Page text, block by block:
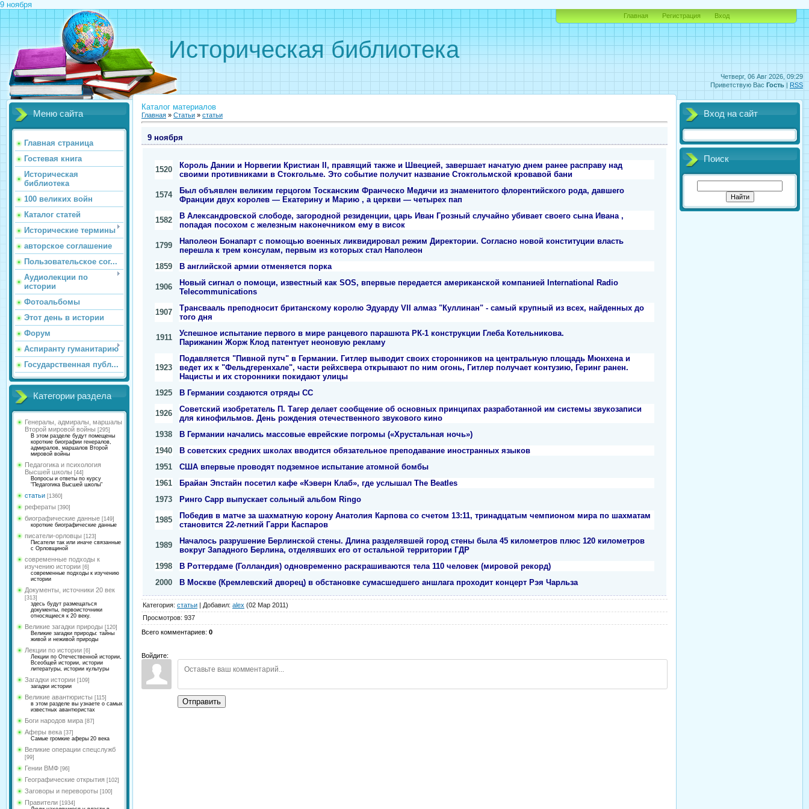
9 ноября
Четверг, 06 Авг 2026, 09:29
Приветствую Вас Гость | RSS
Историческая библиотека
Главная Регистрация Вход
Меню сайта
Главная страница
Гостевая книга
Историческая
библиотека
100 великих войн
Каталог статей
Исторические термины
авторское соглашение
Пользовательское сог...
Аудиолекции по
истории
Фотоальбомы
Этот день в истории
Форум
Аспиранту гуманитарию
Государственная публ...
Категории раздела
Генералы, адмиралы, маршалы
Второй мировой войны [295]
В этом разделе будут помещены
короткие биографии генералов,
адмиралов, маршалов Второй
мировой войны
Педагогика и психология
Высшей школы [44]
Вопросы и ответы по курсу
"Педагогика Высшей школы"
статьи [1360]
рефераты [390]
биографические данные [149]
короткие биографические данные
писатели-орловцы [123]
Писатели так или иначе связанные
с Орловщиной
современные подходы к
изучению истории [6]
современные подходы к изучению
истории
Документы, источники 20 век
[313]
здесь будут размещаться
документы, первоисточники
относящиеся к 20 веку.
Великие загадки природы [120]
Великие загадки природы: тайны
живой и неживой природы
Лекции по истории [6]
Лекции по Отечественной истории,
Всеобщей истории, истории
литературы, истории культуры
Загадки истории [109]
загадки истории
Великие авантюристы [115]
в этом разделе вы узнаете о самых
известных авантюристах
Боги народов мира [87]
Аферы века [37]
Самые громкие аферы 20 века
Великие операции спецслужб
[99]
Гении ВМФ [96]
Географические открытия [102]
Заговоры и перевороты [100]
Правители [1934]
Каталог материалов
Главная » Статьи » статьи
9 ноября
1520
Король Дании и Норвегии Кристиан II, правящий также и Швецией, завершает начатую днем ранее расправу над
своими противниками в Стокгольме. Это событие получит название Стокгольмской кровавой бани
1574
Был объявлен великим герцогом Тосканским Франческо Медичи из знаменитого флорентийского рода, давшего
Франции двух королев — Екатерину и Марию , а церкви — четырех пап
1582
В Александровской слободе, загородной резиденции, царь Иван Грозный случайно убивает своего сына Ивана ,
попадая посохом с железным наконечником ему в висок
1799
Наполеон Бонапарт с помощью военных ликвидировал режим Директории. Согласно новой конституции власть
перешла к трем консулам, первым из которых стал Наполеон
1859
В английской армии отменяется порка
1906
Новый сигнал о помощи, известный как SOS, впервые передается американской компанией International Radio
Telecommunications
1907
Трансвааль преподносит британскому королю Эдуарду VII алмаз "Куллинан" - самый крупный из всех, найденных до
того дня
1911
Успешное испытание первого в мире ранцевого парашюта РК-1 конструкции Глеба Котельникова.
Парижанин Жорж Клод патентует неоновую рекламу
1923
Подавляется "Пивной путч" в Германии. Гитлер выводит своих сторонников на центральную площадь Мюнхена и
ведет их к "Фельдгеренхале", части рейхсвера открывают по ним огонь, Гитлер получает контузию, Геринг ранен.
Нацисты и их сторонники покидают улицы
1925
В Германии создаются отряды СС
1926
Советский изобретатель П. Тагер делает сообщение об основных принципах разработанной им системы звукозаписи
для кинофильмов. День рождения отечественного звукового кино
1938
В Германии начались массовые еврейские погромы («Хрустальная ночь»)
1940
В советских средних школах вводится обязательное преподавание иностранных языков
1951
США впервые проводят подземное испытание атомной бомбы
1961
Брайан Эпстайн посетил кафе «Кэверн Клаб», где услышал The Beatles
1973
Ринго Сарр выпускает сольный альбом Ringo
1985
Победив в матче за шахматную корону Анатолия Карпова со счетом 13:11, тринадцатым чемпионом мира по шахматам
становится 22-летний Гарри Каспаров
1989
Началось разрушение Берлинской стены. Длина разделявшей город стены была 45 километров плюс 120 километров
вокруг Западного Берлина, отделявших его от остальной территории ГДР
1998
В Роттердаме (Голландия) одновременно раскрашиваются тела 110 человек (мировой рекорд)
2000
В Москве (Кремлевский дворец) в обстановке сумасшедшего аншлага проходит концерт Рэя Чарльза
Категория: статьи | Добавил: alex (02 Мар 2011)
Просмотров: 937
Всего комментариев: 0
Войдите:
Отправить
Вход на сайт
Поиск